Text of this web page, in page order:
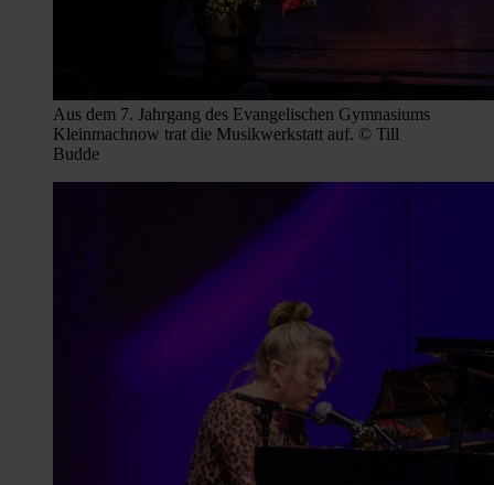
Aus dem 7. Jahrgang des Evangelischen Gymnasiums
Kleinmachnow trat die Musikwerkstatt auf. © Till
Budde